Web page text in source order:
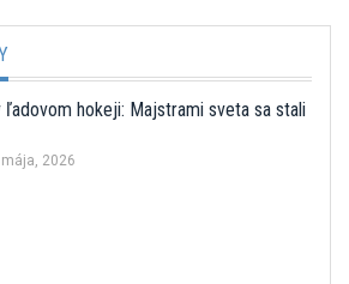
ľadovom hokeji: Majstrami sveta sa stali
2026